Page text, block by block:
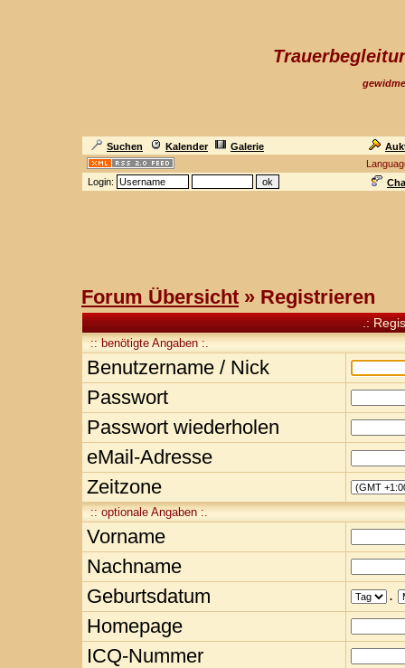
Suchen Kalender Galerie
Login:
Forum Übersicht » Registrieren
.:
:: benötigte Angaben :.
Benutzername / Nick
Passwort
Passwort wiederholen
eMail-Adresse
Zeitzone
:: optionale Angaben :.
Vorname
Nachname
Geburtsdatum
.
Homepage
ICQ-Nummer